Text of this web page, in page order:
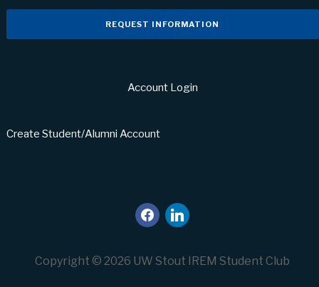
REQUEST INFORMATION
Account Login
Create Student/Alumni Account
facebook
linkedin
Copyright © 2026 UW Stout IREM Student Club